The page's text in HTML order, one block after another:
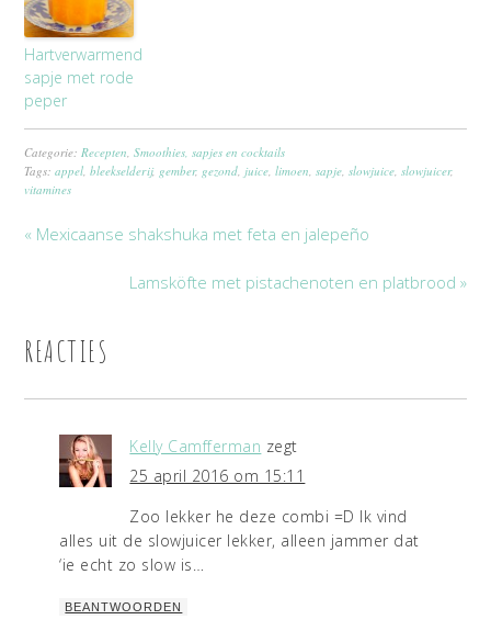
Hartverwarmend
sapje met rode
peper
Categorie: Recepten ,Smoothies, sapjes en cocktails
Tags:appel ,bleekselderij, gember, gezond juice ,limoen ,sapje ,slowjuice ,slowjuicer,
vitamines
« Mexicaanse shakshuka met feta en jalepeño
Lamsköfte met pistachenoten en platbrood »
REACTIES
Kelly Camfferman zegt
25 april 2016 om 15:11
Zoo lekker he deze combi =D Ik vind
alles uit de slowjuicer lekker, alleen jammer dat
‘ie echt zo slow is…
BEANTWOORDEN